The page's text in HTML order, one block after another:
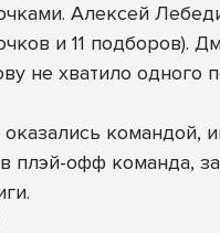
Алексей
и 11 подборов).
не хватило одного
оказались
плэй-офф команда,